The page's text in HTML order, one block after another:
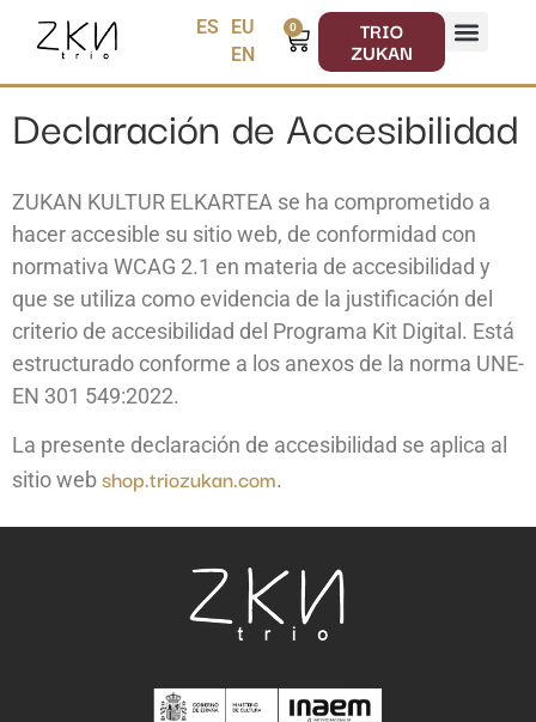
TRIO
ZUKAN
0
ES
EU
EN
Declaración de Accesibilidad
ZUKAN KULTUR ELKARTEA se ha comprometido a
hacer accesible su sitio web, de conformidad con
normativa WCAG 2.1 en materia de accesibilidad y
que se utiliza como evidencia de la justificación del
criterio de accesibilidad del Programa Kit Digital. Está
estructurado conforme a los anexos de la norma UNE-
EN 301 549:2022.
La presente declaración de accesibilidad se aplica al
sitio webshop.triozukan.com.